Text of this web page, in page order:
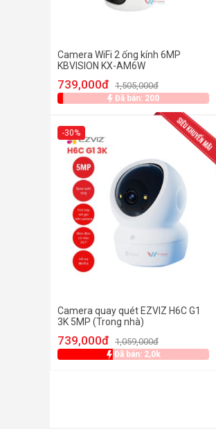
Camera WiFi 2 ống kính 6MP
KBVISION KX-AM6W
739,000đ 1,505,000đ
Đã bán: 200
-30%
Camera quay quét EZVIZ H6C G1
3K 5MP (Trong nhà)
739,000đ 1,059,000đ
Đã bán: 2,0k